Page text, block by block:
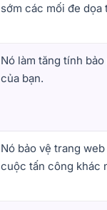
sớm các mối đe dọa
Nó làm tăng tính
của bạn.
Nó bảo vệ trang
cuộc tấn công khác